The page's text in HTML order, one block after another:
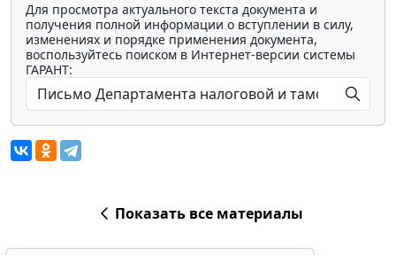
Для просмотра актуального текста документа и
получения полной информации о вступлении в силу,
изменениях и порядке применения документа,
воспользуйтесь поиском в Интернет-версии системы
ГАРАНТ:
Показать все материалы